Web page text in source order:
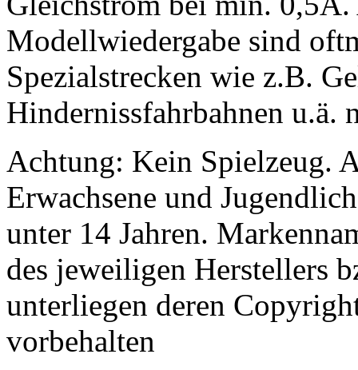
Modellwiedergabe sind
Spezialstrecken wie z.B.
Hindernissfahrbahnen u.ä.
Achtung: Kein Spielzeug.
Erwachsene und
unter 14 Jahren.
des jeweiligen Herstellers
unterliegen deren
vorbehalten